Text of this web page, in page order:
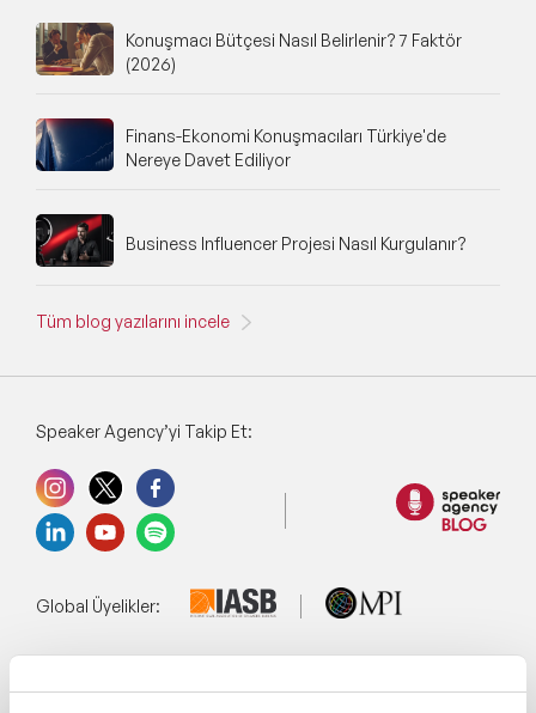
Konuşmacı Bütçesi Nasıl Belirlenir? 7 Faktör
(2026)
Finans-Ekonomi Konuşmacıları Türkiye'de
Nereye Davet Ediliyor
Business Influencer Projesi Nasıl Kurgulanır?
Tüm blog yazılarını incele
Speaker Agency’yi Takip Et:
Global Üyelikler: